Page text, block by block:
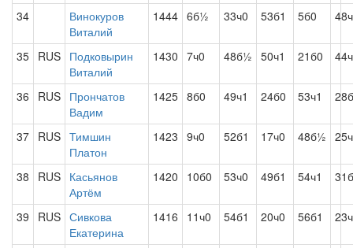
34
Винокуров
Виталий
1444 6б½ 33ч0 53б1 5б0
35 RUS Подковырин
Виталий
1430 7ч0 48б½ 50ч1 21б0
36 RUS Прончатов
Вадим
1425 8б0 49ч1 24б0 53ч1
37 RUS Тимшин
Платон
1423 9ч0 52б1 17ч0 48б½
38 RUS Касьянов
Артём
1420 10б0 53ч0 49б1 54ч1
39 RUS Сивкова
Екатерина
1416 11ч0 54б1 20ч0 56б1